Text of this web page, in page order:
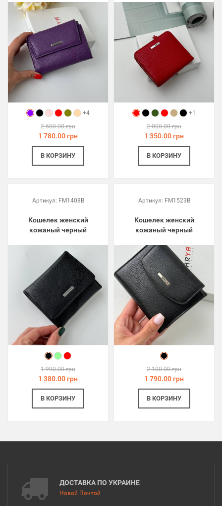
+4
2 500.00 грн
1 780.00 грн
В КОРЗИНУ
+1
2 000.00 грн
1 350.00 грн
В КОРЗИНУ
Артикул: FM1408B
Кошелек женский
кожаный черный
1 990.00 грн
1 380.00 грн
В КОРЗИНУ
Артикул: FM1523B
Кошелек женский
кожаный черный
2 100.00 грн
1 790.00 грн
В КОРЗИНУ
ДОСТАВКА ПО УКРАИНЕ
Новой Почтой